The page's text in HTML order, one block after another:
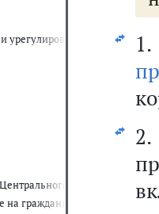
урегулирования конфликта
банка
гражданина, замещавшего